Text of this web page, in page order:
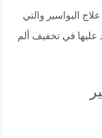
البواسير والتي
عليها في تخفيف ألم